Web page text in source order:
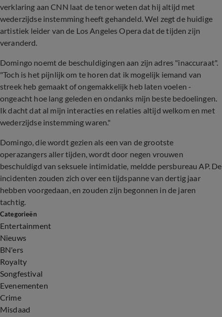
verklaring aan CNN laat de tenor weten dat hij altijd met
wederzijdse instemming heeft gehandeld. Wel zegt de huidige
artistiek leider van de Los Angeles Opera dat de tijden zijn
veranderd.
Domingo noemt de beschuldigingen aan zijn adres "inaccuraat".
"Toch is het pijnlijk om te horen dat ik mogelijk iemand van
streek heb gemaakt of ongemakkelijk heb laten voelen -
ongeacht hoe lang geleden en ondanks mijn beste bedoelingen.
Ik dacht dat al mijn interacties en relaties altijd welkom en met
wederzijdse instemming waren."
Domingo, die wordt gezien als een van de grootste
operazangers aller tijden, wordt door negen vrouwen
beschuldigd van seksuele intimidatie, meldde persbureau AP. De
incidenten zouden zich over een tijdspanne van dertig jaar
hebben voorgedaan, en zouden zijn begonnen in de jaren
tachtig.
Categorieën
Entertainment
Nieuws
BN'ers
Royalty
Songfestival
Evenementen
Crime
Misdaad